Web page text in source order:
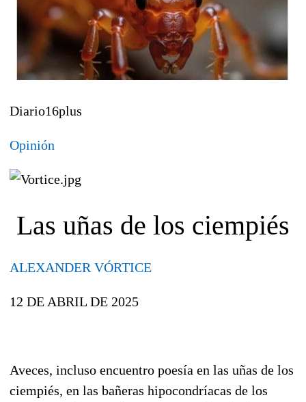
Diario16plus
Opinión
Las uñas de los ciempiés
ALEXANDER VÓRTICE
12 DE ABRIL DE 2025
Aveces, incluso encuentro poesía en las uñas de los
ciempiés, en las bañeras hipocondríacas de los